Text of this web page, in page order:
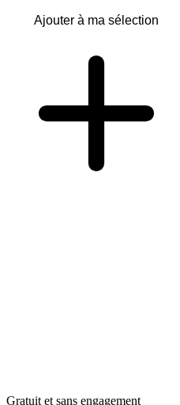
Ajouter à ma sélection
Gratuit et sans engagement